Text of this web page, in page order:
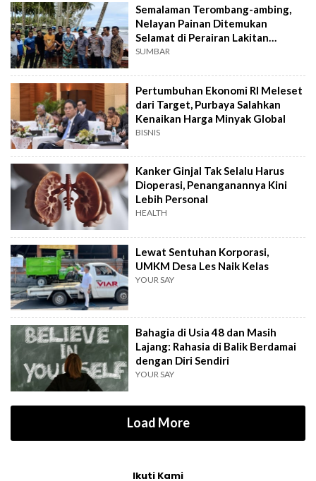
Semalaman Terombang-ambing,
Nelayan Painan Ditemukan
Selamat di Perairan Lakitan
Selatan
SUMBAR
Pertumbuhan Ekonomi RI Meleset
dari Target, Purbaya Salahkan
Kenaikan Harga Minyak Global
BISNIS
Kanker Ginjal Tak Selalu Harus
Dioperasi, Penanganannya Kini
Lebih Personal
HEALTH
Lewat Sentuhan Korporasi,
UMKM Desa Les Naik Kelas
YOUR SAY
Bahagia di Usia 48 dan Masih
Lajang: Rahasia di Balik Berdamai
dengan Diri Sendiri
YOUR SAY
Load More
Ikuti Kami